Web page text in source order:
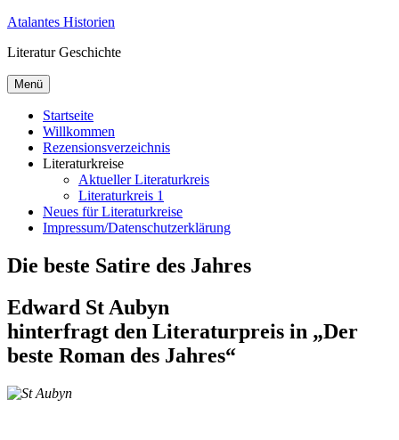
Zum
springen
Atalantes Historien
Literatur Geschichte
Menü
Startseite
Willkommen
Rezensionsverzeichnis
Literaturkreise
Aktueller Literaturkreis
Literaturkreis 1
Neues für Literaturkreise
Impressum/Datenschutzerklärung
Die beste Satire des Jahres
Edward St Aubyn
hinterfragt den Literaturpreis in „Der
beste Roman des Jahres“